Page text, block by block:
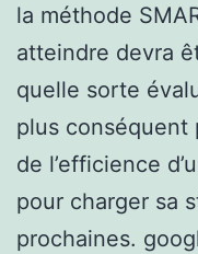
la méthode
atteindre devra
quelle sorte
plus conséquent
de l’efficience
pour charger sa
prochaines.